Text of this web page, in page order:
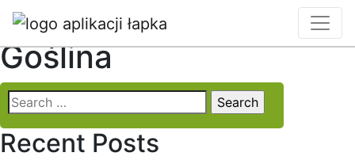
Locality:Murowana
Goślina
Search
for:
Recent Posts